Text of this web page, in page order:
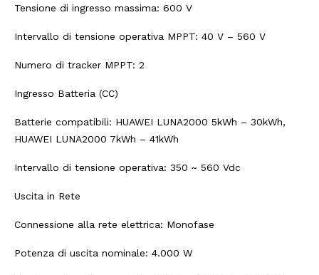
Tensione di ingresso massima: 600 V
Intervallo di tensione operativa MPPT: 40 V – 560 V
Numero di tracker MPPT: 2
Ingresso Batteria (CC)
Batterie compatibili: HUAWEI LUNA2000 5kWh – 30kWh,
HUAWEI LUNA2000 7kWh – 41kWh
Intervallo di tensione operativa: 350 ~ 560 Vdc
Uscita in Rete
Connessione alla rete elettrica: Monofase
Potenza di uscita nominale: 4.000 W